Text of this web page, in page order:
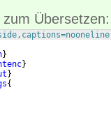
Übersetzen:
}
}
}
{